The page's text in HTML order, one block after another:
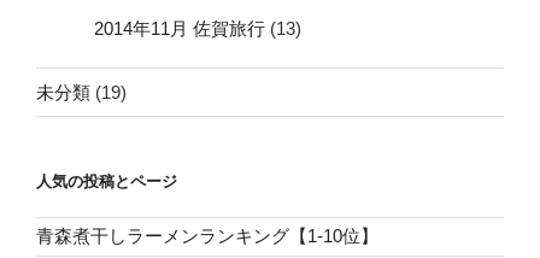
2014年11月 佐賀旅行 (13)
未分類 (19)
人気の投稿とページ
青森煮干しラーメンランキング【1-10位】